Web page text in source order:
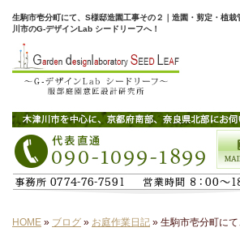
生駒市壱分町にて、S様邸造園工事その２｜造園・剪定・植栽
川市のG-デザインLab シードリーフへ！
HOME » ブログ » お庭作業日記 » 生駒市壱分町に